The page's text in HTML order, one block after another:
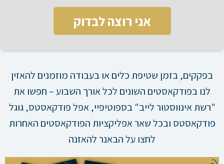
אני רוצה לבדוק
בפקקים, בזמן שטיפת כלים או בעבודה מוזמנים להאזין
לנו בפודקאסטים השונים לכל אורך השבוע – חפשו את
"רשת אינווסטור לייב" בספוטיפיי, אפל פודקאסטס, גוגל
פודקאסטס ובכל שאר אפליקציות הפודקאסטים האחרות
לחצו על הבאנר להאזנה